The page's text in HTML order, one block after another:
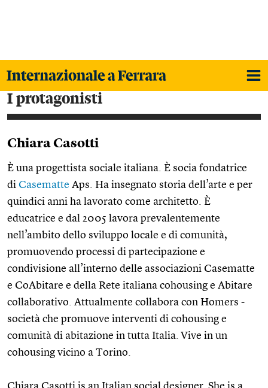
i protagonisti
Chiara Casotti
È una progettista sociale italiana. È socia fondatrice
di Casematte Aps. Ha insegnato storia dell’arte e per
quindici anni ha lavorato come architetto. È
educatrice e dal 2005 lavora prevalentemente
nell’ambito dello sviluppo locale e di comunità,
promuovendo processi di partecipazione e
condivisione all’interno delle associazioni Casematte
e CoAbitare e della Rete italiana cohousing e Abitare
collaborativo. Attualmente collabora con Homers -
società che promuove interventi di cohousing e
comunità di abitazione in tutta Italia. Vive in un
cohousing vicino a Torino.